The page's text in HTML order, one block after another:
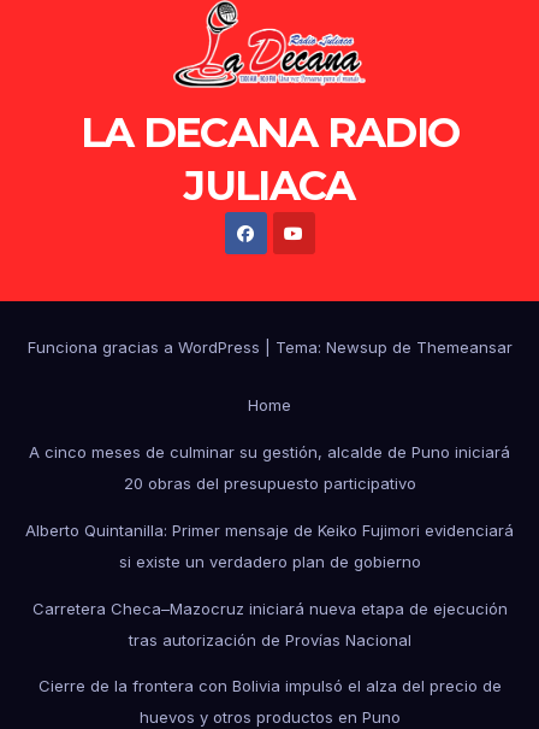
LA DECANA RADIO
JULIACA
Funciona gracias a WordPress Tema: Newsup de Themeansar
Home
A cinco meses de culminar su gestión, alcalde de Puno iniciará
20 obras del presupuesto participativo
Alberto Quintanilla: Primer mensaje de Keiko Fujimori evidenciará
si existe un verdadero plan de gobierno
Carretera Checa–Mazocruz iniciará nueva etapa de ejecución
tras autorización de Provías Nacional
Cierre de la frontera con Bolivia impulsó el alza del precio de
huevos y otros productos en Puno